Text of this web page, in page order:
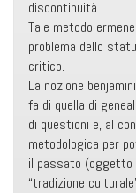
discontinuità.
Tale metodo
problema dello
critico.
La nozione
fa di quella di
di questioni e, al
metodologica per
il passato (oggetto
“tradizione